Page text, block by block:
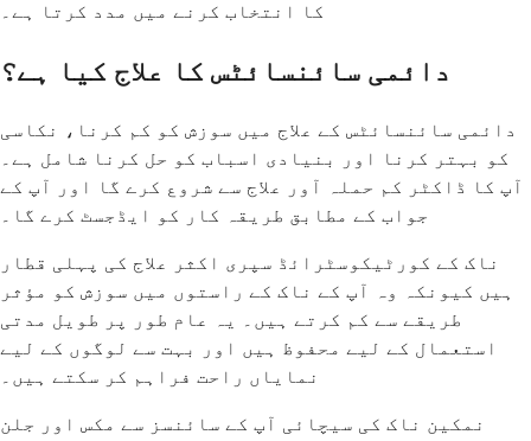
کا انتخاب کرنے میں مدد کرتا ہے۔
دائمی سائنسائٹس کا علاج کیا ہے؟
دائمی سائنسائٹس کے علاج میں سوزش کو کم کرنا، نکاسی
کو بہتر کرنا اور بنیادی اسباب کو حل کرنا شامل ہے۔
آپ کا ڈاکٹر کم حملہ آور علاج سے شروع کرے گا اور آپ کے
جواب کے مطابق طریقہ کار کو ایڈجسٹ کرے گا۔
ناک کے کورٹیکوسٹرائڈ سپری اکثر علاج کی پہلی قطار
ہیں کیونکہ وہ آپ کے ناک کے راستوں میں سوزش کو مؤثر
طریقے سے کم کرتے ہیں۔ یہ عام طور پر طویل مدتی
استعمال کے لیے محفوظ ہیں اور بہت سے لوگوں کے لیے
نمایاں راحت فراہم کر سکتے ہیں۔
نمکین ناک کی سیچائی آپ کے سائنسز سے مکس اور جلن